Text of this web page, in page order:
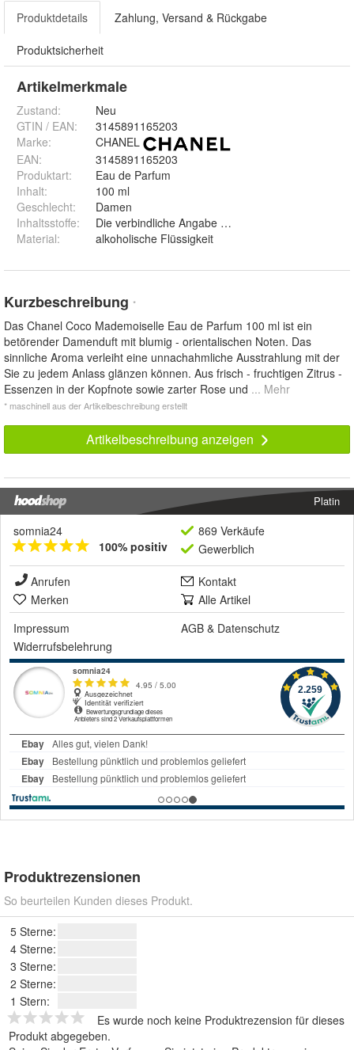
Produktdetails Zahlung, Versand & Rückgabe
Produktsicherheit
Artikelmerkmale
Zustand:
Neu
GTIN / EAN:
3145891165203
Marke:
CHANEL
EAN:
3145891165203
Produktart:
Eau de Parfum
Inhalt:
100 ml
Geschlecht:
Damen
Inhaltsstoffe:
Die verbindliche Angabe der Inhaltsstoffe
Material: alkoholische Flüssigkeit
Kurzbeschreibung *
Das Chanel Coco Mademoiselle Eau de Parfum 100 ml ist ein
betörender Damenduft mit blumig - orientalischen Noten. Das
sinnliche Aroma verleiht eine unnachahmliche Ausstrahlung mit der
Sie zu jedem Anlass glänzen können. Aus frisch - fruchtigen Zitrus -
Essenzen in der Kopfnote sowie zarter Rose und ... Mehr
* maschinell aus der Artikelbeschreibung erstellt
Artikelbeschreibung anzeigen
Platin
somnia24
100% positiv
869 Verkäufe
Gewerblich
Anrufen
Kontakt
Merken
Alle Artikel
Impressum
AGB & Datenschutz
Widerrufsbelehrung
Produktrezensionen
So beurteilen Kunden dieses Produkt.
5 Sterne:
4 Sterne:
3 Sterne:
2 Sterne:
1 Stern:
Es wurde noch keine Produktrezension für dieses
Produkt abgegeben.